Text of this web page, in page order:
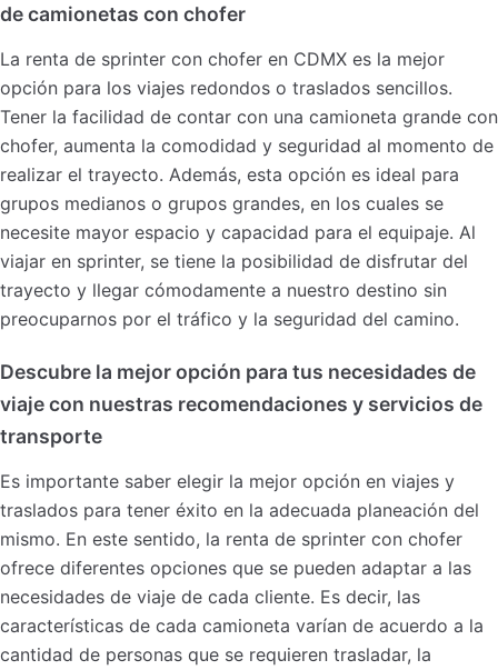
de camionetas con chofer
La renta de sprinter con chofer en CDMX es la mejor
opción para los viajes redondos o traslados sencillos.
Tener la facilidad de contar con una camioneta grande con
chofer, aumenta la comodidad y seguridad al momento de
realizar el trayecto. Además, esta opción es ideal para
grupos medianos o grupos grandes, en los cuales se
necesite mayor espacio y capacidad para el equipaje. Al
viajar en sprinter, se tiene la posibilidad de disfrutar del
trayecto y llegar cómodamente a nuestro destino sin
preocuparnos por el tráfico y la seguridad del camino.
Descubre la mejor opción para tus necesidades de
viaje con nuestras recomendaciones y servicios de
transporte
Es importante saber elegir la mejor opción en viajes y
traslados para tener éxito en la adecuada planeación del
mismo. En este sentido, la renta de sprinter con chofer
ofrece diferentes opciones que se pueden adaptar a las
necesidades de viaje de cada cliente. Es decir, las
características de cada camioneta varían de acuerdo a la
cantidad de personas que se requieren trasladar, la